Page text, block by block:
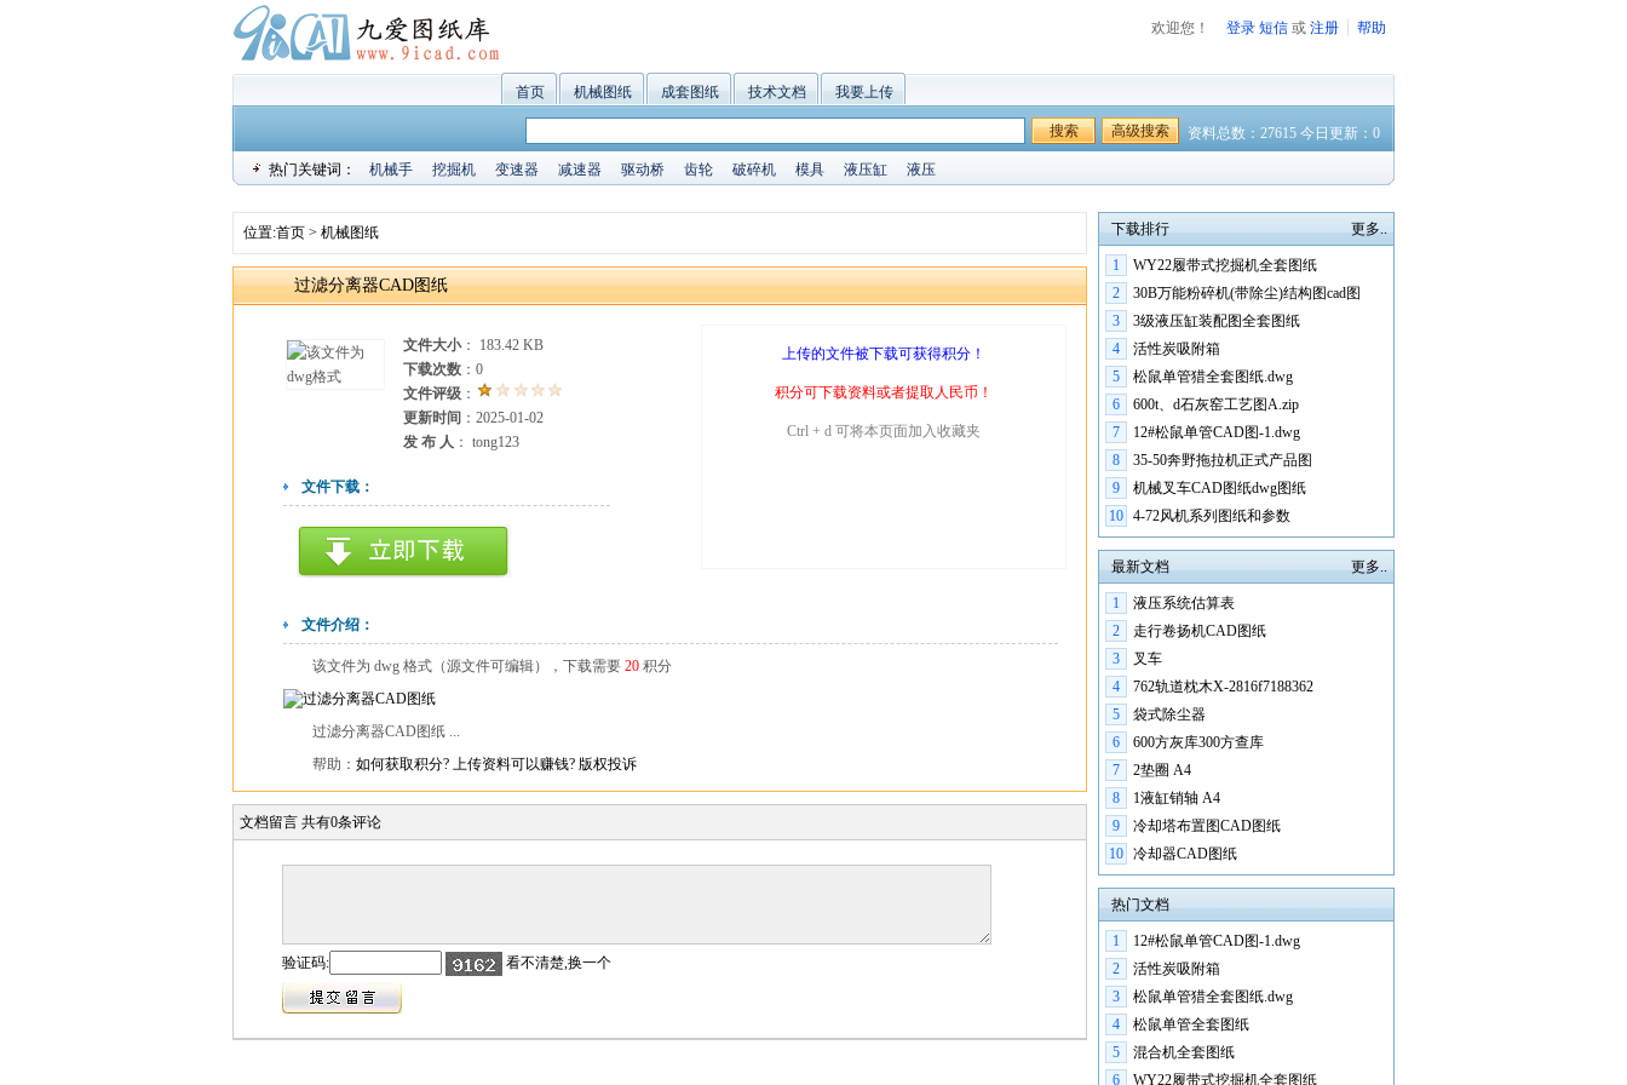
欢迎您！ 登录 短信 或 注册 帮助
首页 机械图纸 成套图纸 技术文档 我要上传
搜索 高级搜索 资料总数：27615 今日更新：0
热门关键词： 机械手 挖掘机 变速器 减速器 驱动桥 齿轮 破碎机 模具 液压缸 液压
位置:首页 > 机械图纸
过滤分离器CAD图纸
文件大小： 183.42 KB
下载次数 ： 0
文件评级 ：
更新时间 ：2025-01-02
发 布 人 ： tong123
文件下载：
上传的文件被下载可获得积分！
积分可下载资料或者提取人民币！
Ctrl + d 可将本页面加入收藏夹
文件介绍：
该文件为 dwg 格式（源文件可编辑），下载需要 20 积分
过滤分离器CAD图纸 ...
帮助： 如何获取积分? 上传资料可以赚钱? 版权投诉
文档留言 共有0条评论
验证码: 看不清楚,换一个
更多..
下载排行
1
WY22履带式挖掘机全套图纸
2
30B万能粉碎机(带除尘)结构图cad图
3
3级液压缸装配图全套图纸
4
活性炭吸附箱
5
松鼠单管猎全套图纸.dwg
6
600t、d石灰窑工艺图A.zip
7
12#松鼠单管CAD图-1.dwg
8
35-50奔野拖拉机正式产品图
9
机械叉车CAD图纸dwg图纸
10 4-72风机系列图纸和参数
更多..
最新文档
1
液压系统估算表
2
走行卷扬机CAD图纸
3
叉车
4
762轨道枕木X-2816f7188362
5
袋式除尘器
6
600方灰库300方查库
7
2垫圈 A4
8
1液缸销轴 A4
9
冷却塔布置图CAD图纸
10 冷却器CAD图纸
热门文档
1
12#松鼠单管CAD图-1.dwg
2
活性炭吸附箱
3
松鼠单管猎全套图纸.dwg
4
松鼠单管全套图纸
5
混合机全套图纸
6
WY22履带式挖掘机全套图纸